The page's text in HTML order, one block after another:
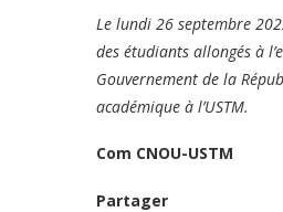
Le lundi 26 septembre
des étudiants allongés à
Gouvernement de la
académique à l’USTM.
Com CNOU-USTM
Partager